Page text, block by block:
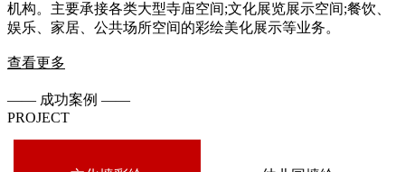
机构。主要承接各类大型寺庙空间;文化展览展示空间;餐饮、
娱乐、家居、公共场所空间的彩绘美化展示等业务。
查看更多
—— 成功案例 ——
PROJECT